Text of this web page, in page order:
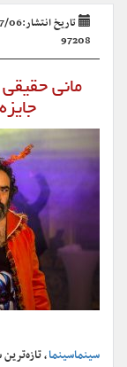
تاریخ انتشار:1397/07/06 - 09:17
97208
مانی
سینماسینما،